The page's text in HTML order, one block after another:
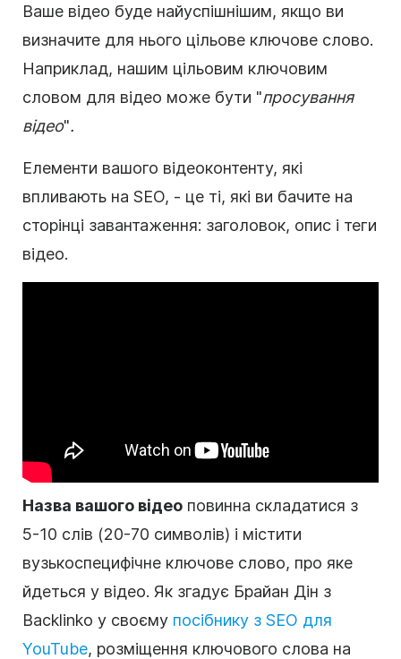
Ваше відео буде найуспішнішим, якщо ви
визначите для нього цільове ключове слово.
Наприклад, нашим цільовим ключовим
словом для відео може бути "просування
відео".
Елементи вашого відеоконтенту, які
впливають на SEO, - це ті, які ви бачите на
сторінці завантаження: заголовок, опис і теги
відео.
Назва вашого відео повинна складатися з
5-10 слів (20-70 символів) і містити
вузькоспецифічне ключове слово, про яке
йдеться у відео. Як згадує Брайан Дін з
Backlinko у своєму посібнику з SEO для
YouTube, розміщення ключового слова на